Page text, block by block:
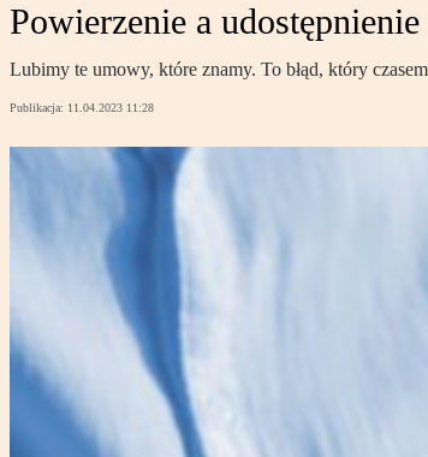
Powierzenie a
Lubimy te umowy, które znamy. To błąd, który
Publikacja: 11.04.2023 11:28